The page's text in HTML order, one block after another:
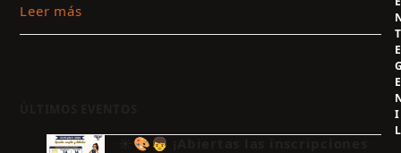
Leer más
☀️🎨👦 ¡Abiertas las inscripciones
T
E
E
I
L